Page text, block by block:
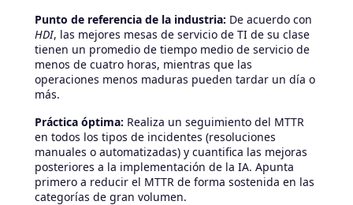
Punto de referencia de la industria: De acuerdo con
HDI, las mejores mesas de servicio de TI de su clase
tienen un promedio de tiempo medio de servicio de
menos de cuatro horas, mientras que las
operaciones menos maduras pueden tardar un día o
más.
Práctica óptima: Realiza un seguimiento del MTTR
en todos los tipos de incidentes (resoluciones
manuales o automatizadas) y cuantifica las mejoras
posteriores a la implementación de la IA. Apunta
primero a reducir el MTTR de forma sostenida en las
categorías de gran volumen.